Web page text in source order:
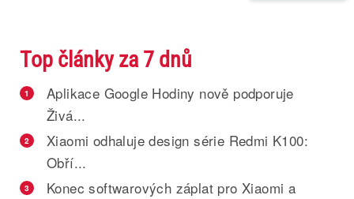
Top články za 7 dnů
1
Aplikace Google Hodiny nově podporuje
Živá...
2
Xiaomi odhaluje design série Redmi K100:
Obří...
3
Konec softwarových záplat pro Xiaomi a